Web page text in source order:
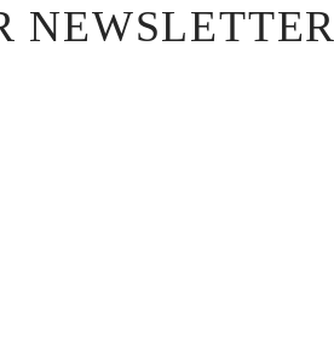
NEWSLETTER